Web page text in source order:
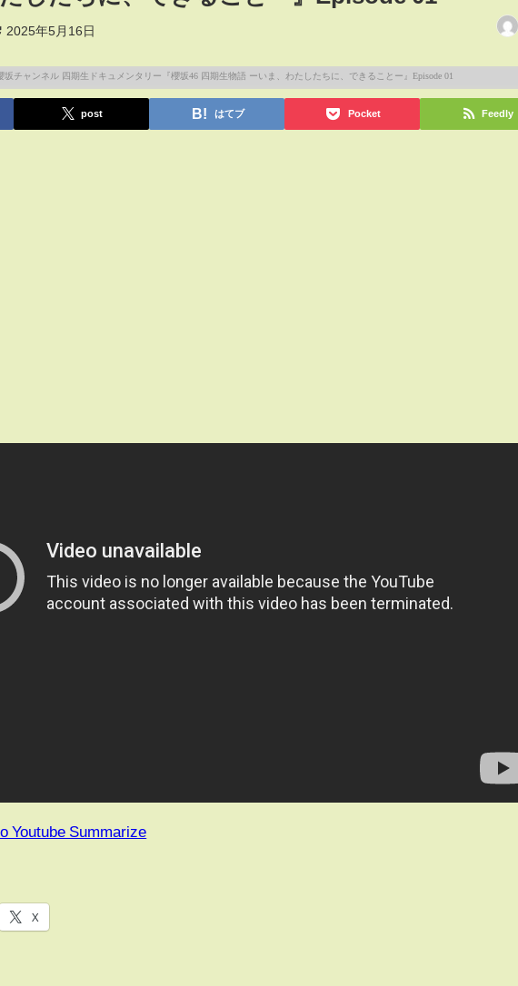
2025年5月16日
post はてブ Pocket Feedly
Youtube Summarize
X